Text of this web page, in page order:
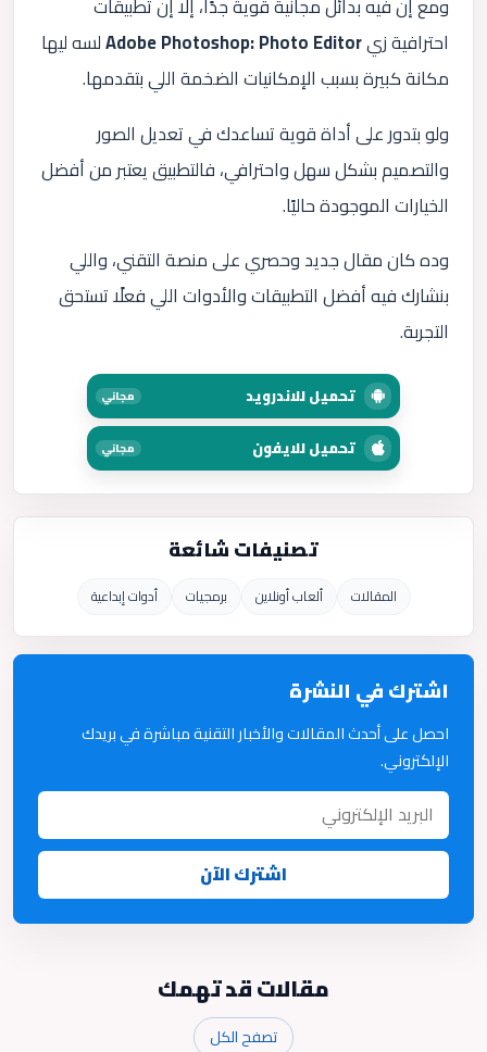
تصنيفات شائعة
المقالات ألعاب أونلاين برمجيات أدوات إبداعية
اشترك في النشرة
احصل على أحدث المقالات والأخبار التقنية مباشرة في بريدك
الإلكتروني.
اشترك الآن
ومع إن فيه بدائل مجانية قوية جدًا، إلا إن تطبيقات
احترافية زيAdobe Photoshop: Photo Editorلسه ليها
مكانة كبيرة بسبب الإمكانيات الضخمة اللي بتقدمها.
ولو بتدور على أداة قوية تساعدك في تعديل الصور
والتصميم بشكل سهل واحترافي، فالتطبيق يعتبر من أفضل
الخيارات الموجودة حاليًا.
وده كان مقال جديد وحصري على منصة التقني، واللي
بنشارك فيه أفضل التطبيقات والأدوات اللي فعلًا تستحق
التجربة.
تحميل للاندرويد مجاني
تحميل للايفون مجاني
مقالات قد تهمك
تصفح الكل